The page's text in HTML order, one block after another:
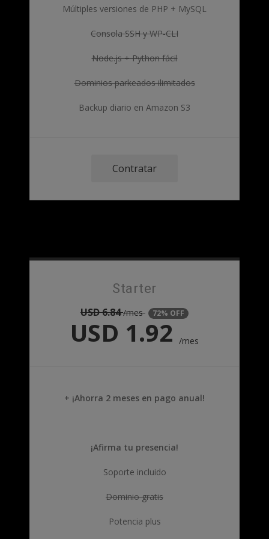
Múltiples versiones de PHP + MySQL
Consola SSH y WP-CLI
Node.js + Python fácil
Dominios parkeados ilimitados
Backup diario en Amazon S3
Contratar
Starter
USD6.84 /mes 72% OFF
USD 1.92 /mes
+ ¡Ahorra 2 meses en pago anual!
¡Afirma tu presencia!
Soporte incluido
Dominio gratis
Potencia plus